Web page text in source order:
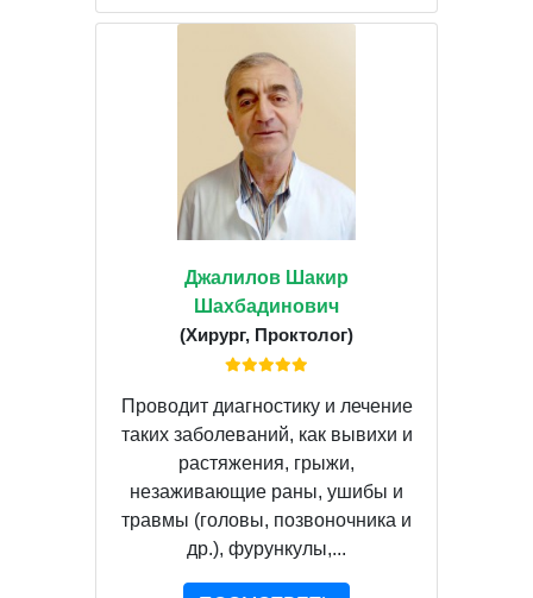
Джалилов Шакир
Шахбадинович
(Хирург, Проктолог)
Проводит диагностику и лечение
таких заболеваний, как вывихи и
растяжения, грыжи,
незаживающие раны, ушибы и
травмы (головы, позвоночника и
др.), фурункулы,...